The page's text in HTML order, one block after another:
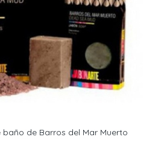
de Barros del Mar Muerto